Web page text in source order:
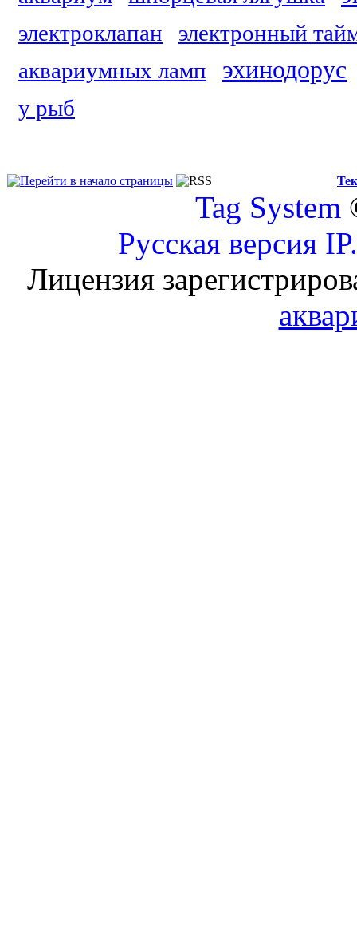
электроклапан
электронный
аквариумных ламп
эхинодорус
у рыб
Tag System
Русская версия
Лицензия